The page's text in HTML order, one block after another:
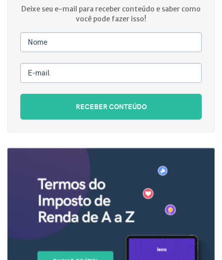
Deixe seu e-mail para receber conteúdo e saber como
você pode fazer isso!
Nome
E-mail
RECEBER CONTEÚDO